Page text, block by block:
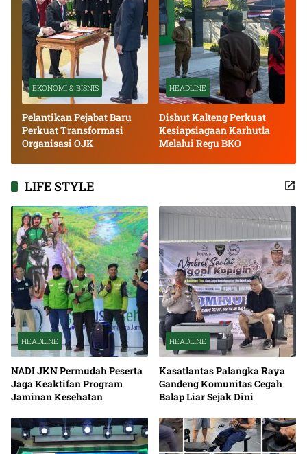
EKONOMI & BISNIS
Pelantikan Pejabat Baru
Perkuat Transformasi
Organisasi OJK
HEADLINE
Dishut Kalteng Perkuat
Kesiapsiagaan Karhutla
Melalui Regu BKO
LIFE STYLE
HEADLINE
NADI JKN Permudah Peserta
Jaga Keaktifan Program
Jaminan Kesehatan
HEADLINE
Kasatlantas Palangka Raya
Gandeng Komunitas Cegah
Balap Liar Sejak Dini